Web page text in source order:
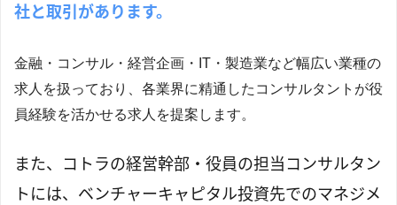
社と取引があります。
金融・コンサル・経営企画・IT・製造業など幅広い業種の
求人を扱っており、各業界に精通したコンサルタントが役
員経験を活かせる求人を提案します。
また、コトラの経営幹部・役員の担当コンサルタン
トには、ベンチャーキャピタル投資先でのマネジメ